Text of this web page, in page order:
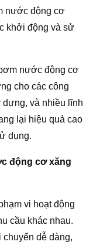
nước động cơ
khởi động và sử
nước động cơ
cho các công
và nhiều lĩnh
lại hiệu quả cao
dụng.
động cơ xăng
vi hoạt động
cầu khác nhau.
dễ dàng,